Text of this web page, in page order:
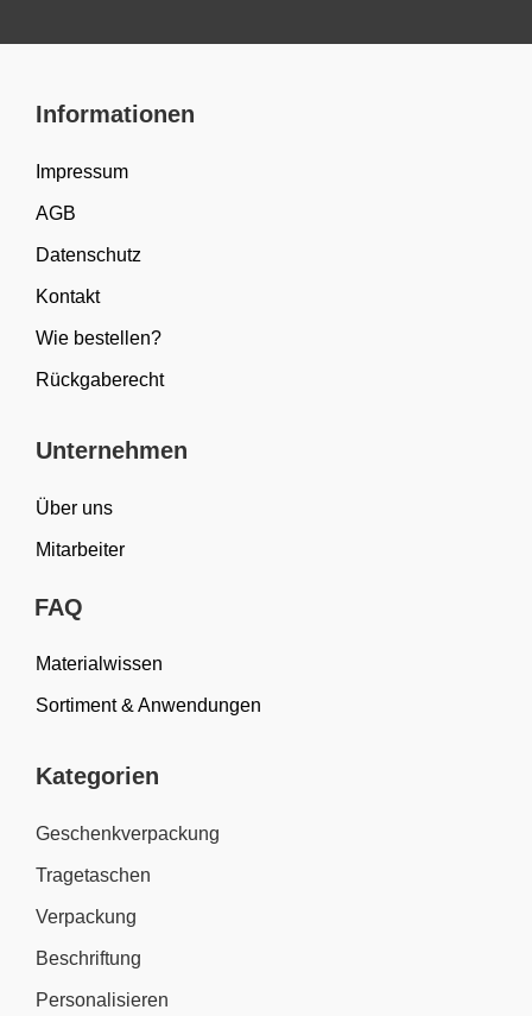
Informationen
Impressum
AGB
Datenschutz
Kontakt
Wie bestellen?
Rückgaberecht
Unternehmen
Über uns
Mitarbeiter
FAQ
Materialwissen
Sortiment & Anwendungen
Kategorien
Geschenkverpackung
Tragetaschen
Verpackung
Beschriftung
Personalisieren